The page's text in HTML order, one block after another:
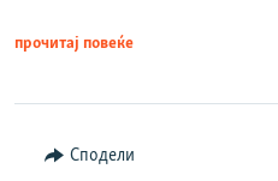
прочитај повеќе
Сподели